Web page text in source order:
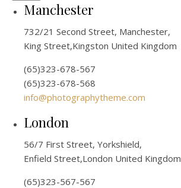
Manchester
732/21 Second Street, Manchester,
King Street,Kingston United Kingdom
(65)323-678-567
(65)323-678-568
info@photographytheme.com
London
56/7 First Street, Yorkshield,
Enfield Street,London United Kingdom
(65)323-567-567